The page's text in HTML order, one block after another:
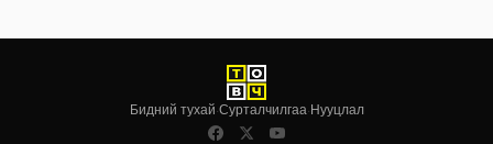
Бидний тухай·Сурталчилгаа·Нууцлал